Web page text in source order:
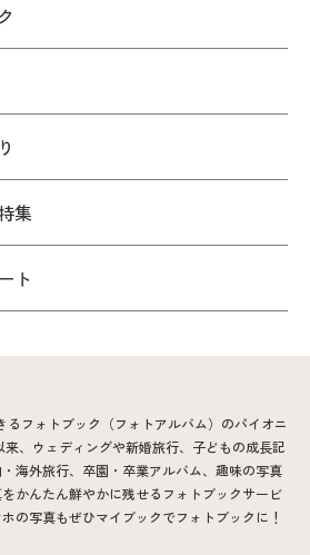
集
ト
るフォトブック（フォトアルバム）のパイオニ
、ウェディングや新婚旅行、子どもの成長記
海外旅行、卒園・卒業アルバム、趣味の写真
かんたん鮮やかに残せるフォトブックサービ
の写真もぜひマイブックでフォトブックに！